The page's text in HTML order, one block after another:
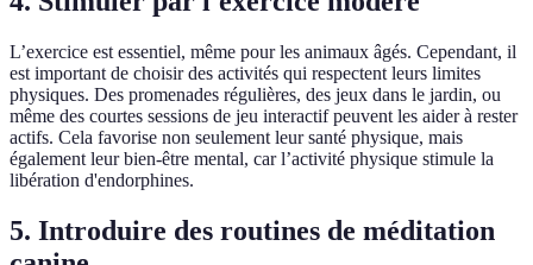
L’exercice est essentiel, même pour les animaux âgés. Cependant, il
est important de choisir des activités qui respectent leurs limites
physiques. Des promenades régulières, des jeux dans le jardin, ou
même des courtes sessions de jeu interactif peuvent les aider à rester
actifs. Cela favorise non seulement leur santé physique, mais
également leur bien-être mental, car l’activité physique stimule la
libération d'endorphines.
5. Introduire des routines de méditation